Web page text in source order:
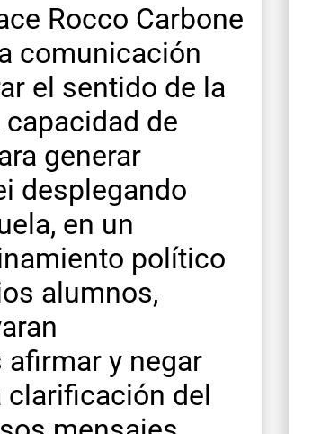
Rocco Carbone
comunicación
el sentido de la
de
generar
desplegando
en un
político
alumnos,
y negar
clarificación del